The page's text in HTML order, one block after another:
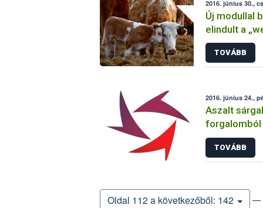
2016. június 30.,
Új modullal
elindult a
TOVÁBB
2016. június 24.,
Aszalt
forgalomból
TOVÁBB
Oldal 112 a következőből: 142 —